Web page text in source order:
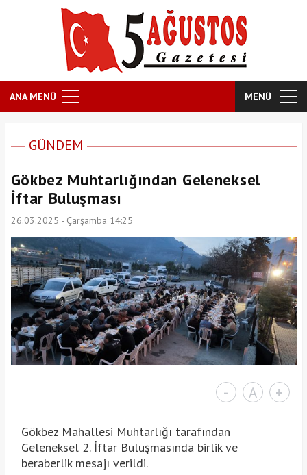
ANA MENÜ MENÜ
GÜNDEM
Gökbez Muhtarlığından Geleneksel
İftar Buluşması
26.03.2025 - Çarşamba 14:25
- A +
Gökbez Mahallesi Muhtarlığı tarafından
Geleneksel 2. İftar Buluşmasında birlik ve
beraberlik mesajı verildi.